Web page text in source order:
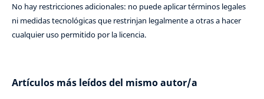
No hay restricciones adicionales: no puede aplicar términos legales
ni medidas tecnológicas que restrinjan legalmente a otras a hacer
cualquier uso permitido por la licencia.
Artículos más leídos del mismo autor/a